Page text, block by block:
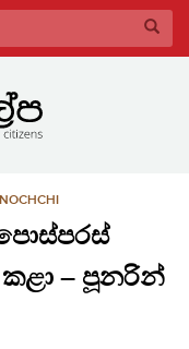
– පූනරින්